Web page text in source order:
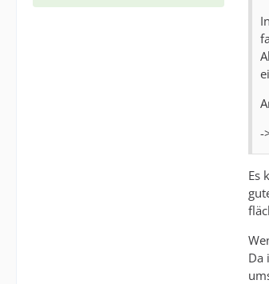
-
Es
Da